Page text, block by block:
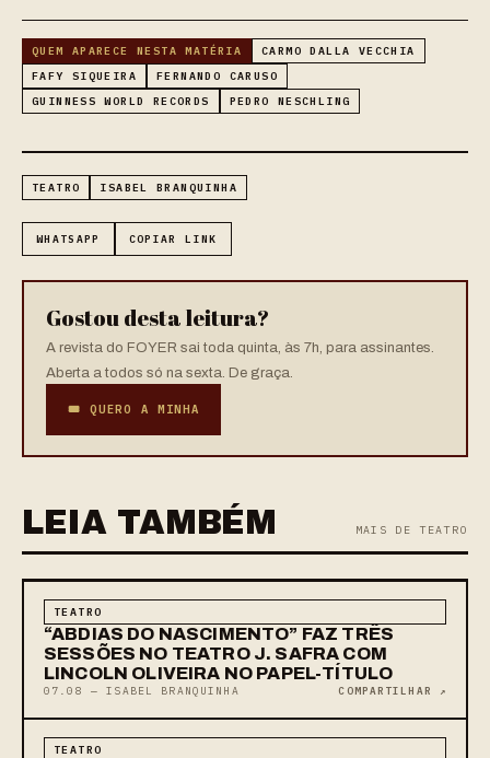
QUEM APARECE NESTA MATÉRIA
CARMO DALLA VECCHIA
FAFY SIQUEIRA
FERNANDO CARUSO
GUINNESS WORLD RECORDS
PEDRO NESCHLING
TEATRO ISABEL BRANQUINHA
WHATSAPP COPIAR LINK
Gostou desta leitura?
A revista do FOYER sai toda quinta, às 7h, para assinantes.
Aberta a todos só na sexta. De graça.
🎟 QUERO A MINHA
LEIA TAMBÉM MAIS DE TEATRO
TEATRO
“ABDIAS DO NASCIMENTO” FAZ TRÊS
SESSÕES NO TEATRO J. SAFRA COM
LINCOLN OLIVEIRA NO PAPEL-TÍTULO
07.08 — ISABEL BRANQUINHA COMPARTILHAR ↗
TEATRO